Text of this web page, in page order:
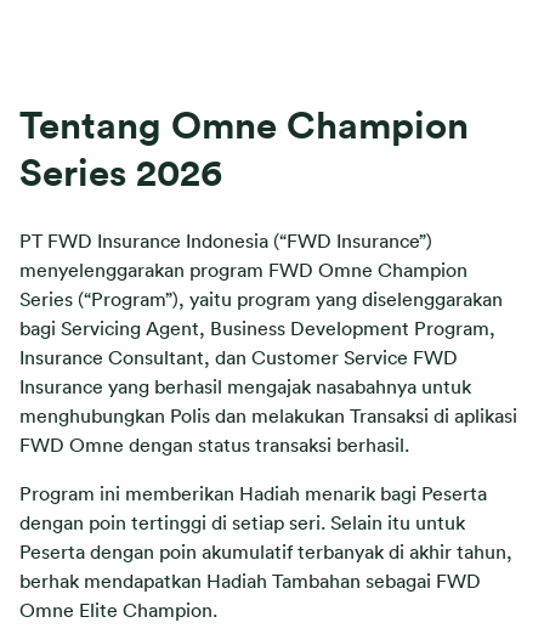
Tentang Omne Champion
Series 2026
PT FWD Insurance Indonesia (“FWD Insurance”)
menyelenggarakan program FWD Omne Champion
Series (“Program”), yaitu program yang diselenggarakan
bagi Servicing Agent, Business Development Program,
Insurance Consultant, dan Customer Service FWD
Insurance yang berhasil mengajak nasabahnya untuk
menghubungkan Polis dan melakukan Transaksi di aplikasi
FWD Omne dengan status transaksi berhasil.
Program ini memberikan Hadiah menarik bagi Peserta
dengan poin tertinggi di setiap seri. Selain itu untuk
Peserta dengan poin akumulatif terbanyak di akhir tahun,
berhak mendapatkan Hadiah Tambahan sebagai FWD
Omne Elite Champion.